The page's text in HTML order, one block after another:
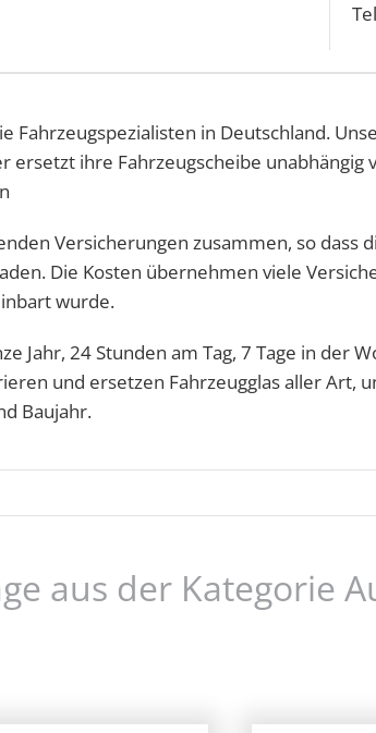
Fahrzeugspezialisten in Deutschland.
ersetzt ihre Fahrzeugscheibe unabhängig
Versicherungen zusammen, so
Die Kosten übernehmen viele
wurde.
Jahr, 24 Stunden am Tag, 7 Tage in der
und ersetzen Fahrzeugglas aller Art,
Baujahr.
aus der Kategorie